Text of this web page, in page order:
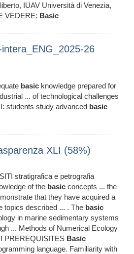
IUAV Università di Venezia,
VEDERE: Basic
26
basic knowledge prepared for
... of technological challenges
students study advanced basic
XLI (58%)
stratigrafica e petrografia
of the basic concepts ... the
that they have acquired a
topics described ... . The basic
in marine sedimentary systems
... Methods of Numerical Ecology
PREREQUISITES Basic
language. Familiarity with